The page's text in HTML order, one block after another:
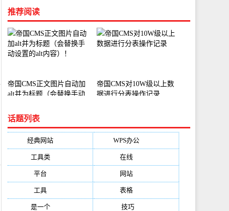
推荐阅读
帝国CMS正文图片自动加
alt并为标题（会替换手动
帝国CMS对10W级以上数
据进行分表操作记录
话题列表
经典网站 WPS办公(2513)
工具类(1994) 在线(1987)
平台 网站(1170)
工具 表格(1052)
是一个(1026) 技巧